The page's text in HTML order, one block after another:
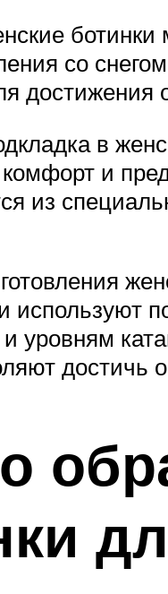
со
достижения
в
и
из
используют
уровням
достичь